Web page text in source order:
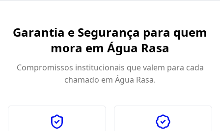
Garantia e Segurança para quem
mora em Água Rasa
Compromissos institucionais que valem para cada
chamado em Água Rasa.